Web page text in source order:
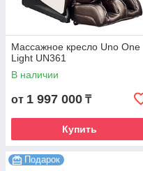
Массажное кресло Uno One
Light UN361
В наличии
от 1 997 000 ₸
Купить
Подарок